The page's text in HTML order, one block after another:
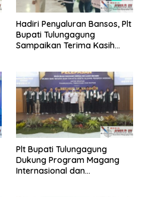
Hadiri Penyaluran Bansos, Plt
Bupati Tulungagung
Sampaikan Terima Kasih
Plt Bupati Tulungagung
Dukung Program Magang
Internasional dan